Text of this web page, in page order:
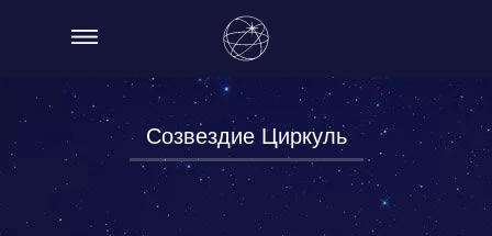
Созвездие Циркуль